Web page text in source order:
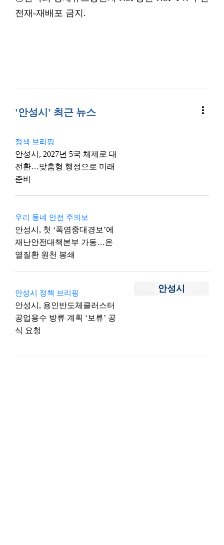
전재-재배포 금지.
'안성시' 최근 뉴스 more_vert
정책 브리핑
안성시, 2027년 5국 체제로 대
전환…맞춤형 행정으로 미래
준비
우리 동네 안전 주의보
안성시, 첫 ‘폭염중대경보’에
재난안전대책본부 가동…온
열질환 원천 봉쇄
안성시
안성시 정책 브리핑
안성시, 용인반도체클러스터
공업용수 방류 계획 ‘보류’ 공
식 요청